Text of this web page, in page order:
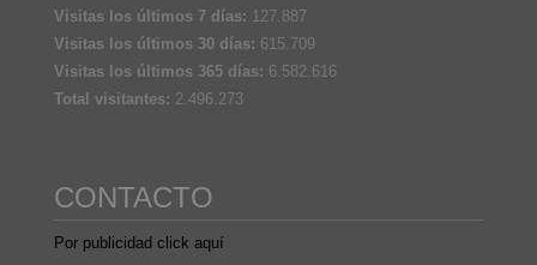
Visitas los últimos 7 días: 127.887
Visitas los últimos 30 días: 615.709
Visitas los últimos 365 días: 6.582.616
Total visitantes: 2.496.273
CONTACTO
Por publicidad click aquí